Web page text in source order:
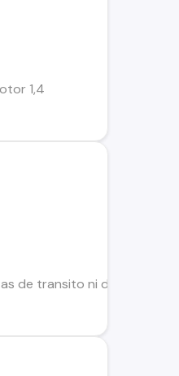
1,4
de transito ni de Tag ,